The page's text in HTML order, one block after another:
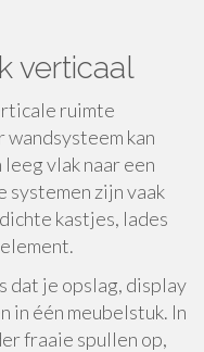
verticaal
ruimte
kan
vlak naar een
zijn vaak
kastjes, lades
dat je opslag, display
in één meubelstuk. In
fraaie spullen op,